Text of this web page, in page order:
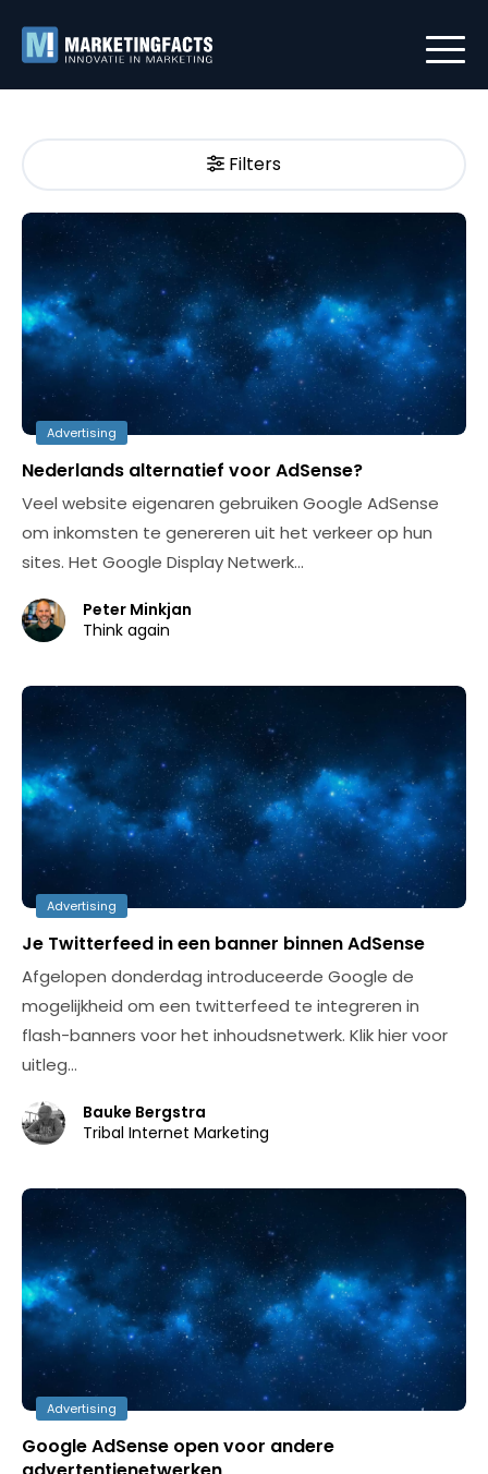
Filters
Advertising
Nederlands alternatief voor AdSense?
Veel website eigenaren gebruiken Google AdSense
om inkomsten te genereren uit het verkeer op hun
sites. Het Google Display Netwerk…
Peter Minkjan
Think again
Advertising
Je Twitterfeed in een banner binnen AdSense
Afgelopen donderdag introduceerde Google de
mogelijkheid om een twitterfeed te integreren in
flash-banners voor het inhoudsnetwerk. Klik hier voor
uitleg…
Bauke Bergstra
Tribal Internet Marketing
Advertising
Google AdSense open voor andere